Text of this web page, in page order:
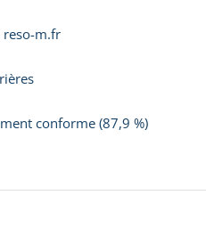
reso-m.fr
conforme (87,9 %)